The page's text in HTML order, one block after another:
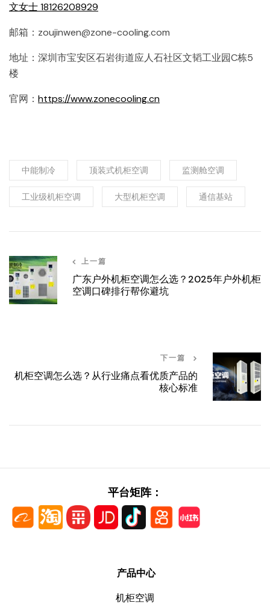
文女士 18126208929
邮箱：zoujinwen@zone-cooling.com
地址：深圳市宝安区石岩街道应人石社区文韬工业园C栋5
楼
官网： https://www.zonecooling.cn
中能制冷 顶装式机柜空调 监测舱空调
工业级机柜空调 大型机柜空调 通信基站
上一篇
广东户外机柜空调怎么选？2025年户外机柜
空调口碑排行帮你避坑
下一篇
机柜空调怎么选？从行业痛点看优质产品的
核心标准
平台矩阵：
产品中心
机柜空调